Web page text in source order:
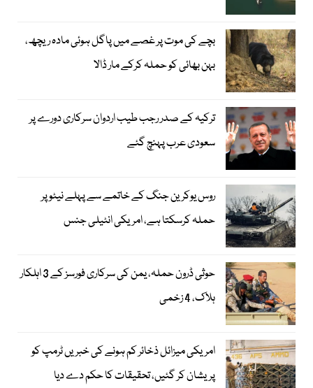
بچے کی موت پر غصے میں پاگل ہوئی مادہ ریچھ،
بہن بھائی کو حملہ کرکے مار ڈالا
ترکیہ کے صدر رجب طیب اردوان سرکاری دورے پر
سعودی عرب پہنچ گئے
روس یوکرین جنگ کے خاتمے سے پہلے نیٹو پر
حملہ کرسکتا ہے، امریکی انٹیلی جنس
حوثی ڈرون حملہ، یمن کی سرکاری فورسز کے 3 اہلکار
ہلاک، 4 زخمی
امریکی میزائل ذخائر کم ہونے کی خبریں ٹرمپ کو
پریشان کر گئیں، تحقیقات کا حکم دے دیا